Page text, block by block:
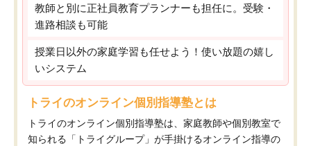
教師と別に正社員教育プランナーも担任に。受験・
進路相談も可能
授業日以外の家庭学習も任せよう！使い放題の嬉し
いシステム
トライのオンライン個別指導塾とは
トライのオンライン個別指導塾は、家庭教師や個別教室で
知られる「トライグループ」が手掛けるオンライン指導の